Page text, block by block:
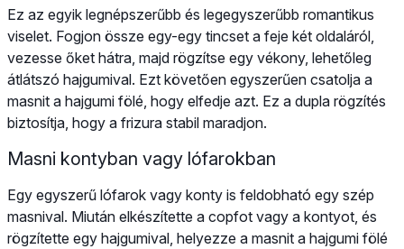
Ez az egyik legnépszerűbb és legegyszerűbb romantikus
viselet. Fogjon össze egy-egy tincset a feje két oldaláról,
vezesse őket hátra, majd rögzítse egy vékony, lehetőleg
átlátszó hajgumival. Ezt követően egyszerűen csatolja a
masnit a hajgumi fölé, hogy elfedje azt. Ez a dupla rögzítés
biztosítja, hogy a frizura stabil maradjon.
Masni kontyban vagy lófarokban
Egy egyszerű lófarok vagy konty is feldobható egy szép
masnival. Miután elkészítette a copfot vagy a kontyot, és
rögzítette egy hajgumival, helyezze a masnit a hajgumi fölé